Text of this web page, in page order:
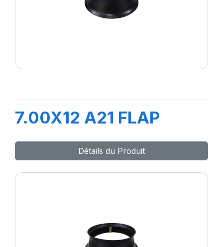
7.00X12 A21 FLAP
Détails du Produit